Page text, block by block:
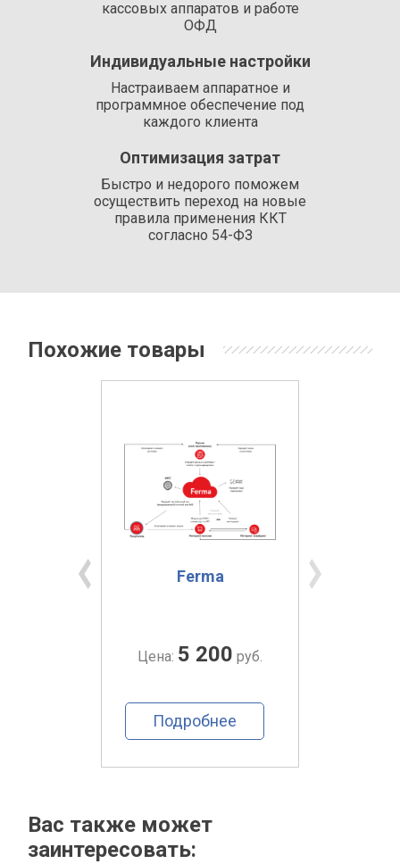
кассовых аппаратов и работе
ОФД
Индивидуальные настройки
Настраиваем аппаратное и
программное обеспечение под
каждого клиента
Оптимизация затрат
Быстро и недорого поможем
осуществить переход на новые
правила применения ККТ
согласно 54-ФЗ
Похожие товары
Ferma
Цена: 5 200 руб.
Подробнее
Вас также может
заинтересовать: